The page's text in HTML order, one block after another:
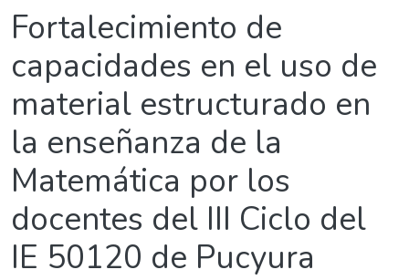
Fortalecimiento de
capacidades en el uso de
material estructurado en
la enseñanza de la
Matemática por los
docentes del III Ciclo del
IE 50120 de Pucyura